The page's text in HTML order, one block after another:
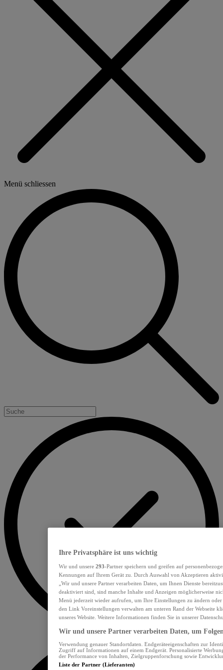
Menü schliessen
Ihre Privatsphäre ist uns wichtig
Wir und unsere 293-Partner speichern und greifen auf
Kennungen auf Ihrem Gerät zu. Durch Auswahl von Akzeptieren
„Wir und unsere Partner verarbeiten Daten, um Ihnen Dienste
deaktiviert sind, sind manche Inhalte und Anzeigen möglicherweise
Menü jederzeit wieder aufrufen, um Ihre Einstellungen zu ändern
den Link Voreinstellungen verwalten am unteren Rand der Webseite
unseres Website. Weitere Informationen finden Sie in unserer
Wir und unsere Partner verarbeiten Daten, um
Verwendung genauer Standortdaten. Endgeräteeigenschaften zur
Zugriff auf Informationen auf einem Endgerät. Personalisierte
der Performance von Inhalten, Zielgruppenforschung sowie
Liste der Partner (Lieferanten)